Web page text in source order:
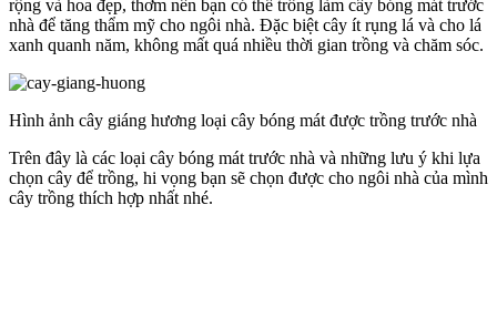
rộng và hoa đẹp, thơm nên bạn có thể trồng làm cây bóng mát trước
nhà để tăng thẩm mỹ cho ngôi nhà. Đặc biệt cây ít rụng lá và cho lá
xanh quanh năm, không mất quá nhiều thời gian trồng và chăm sóc.
Hình ảnh cây giáng hương loại cây bóng mát được trồng trước nhà
Trên đây là các loại cây bóng mát trước nhà và những lưu ý khi lựa
chọn cây để trồng, hi vọng bạn sẽ chọn được cho ngôi nhà của mình
cây trồng thích hợp nhất nhé.